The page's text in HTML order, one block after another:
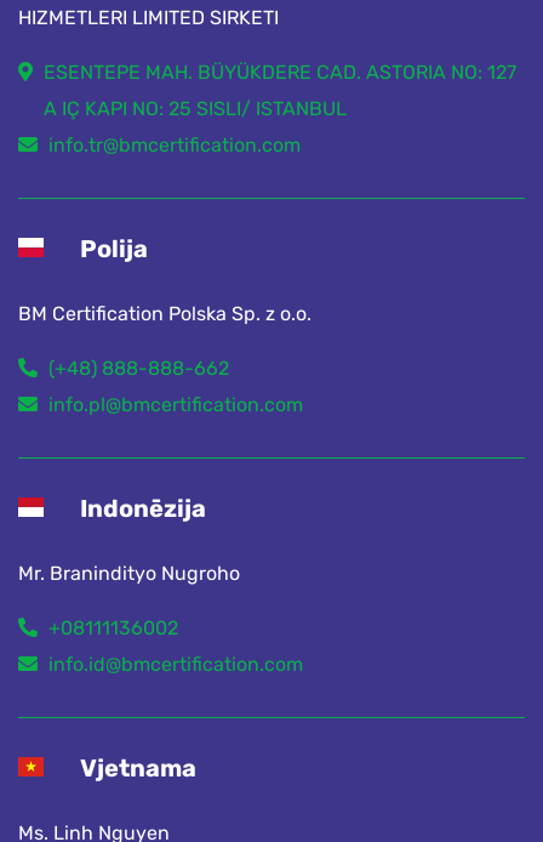
HIZMETLERI LIMITED SIRKETI
ESENTEPE MAH. BÜYÜKDERE CAD. ASTORIA NO: 127
A IÇ KAPI NO: 25 SISLI/ ISTANBUL
info.tr@bmcertification.com
Polija
BM Certification Polska Sp. z o.o.
(+48) 888-888-662
info.pl@bmcertification.com
Indonēzija
Mr. Branindityo Nugroho
+08111136002
info.id@bmcertification.com
Vjetnama
Ms. Linh Nguyen